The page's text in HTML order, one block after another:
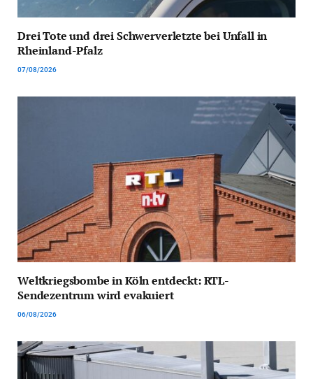
Drei Tote und drei Schwerverletzte bei Unfall in
Rheinland-Pfalz
07/08/2026
Weltkriegsbombe in Köln entdeckt: RTL-
Sendezentrum wird evakuiert
06/08/2026